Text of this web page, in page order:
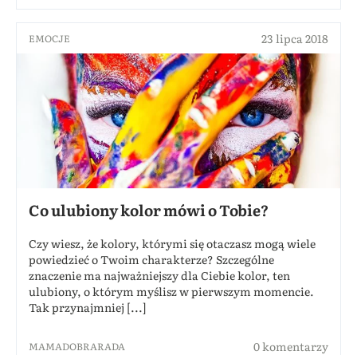
EMOCJE 23 lipca 2018
Co ulubiony kolor mówi o Tobie?
Czy wiesz, że kolory, którymi się otaczasz mogą wiele
powiedzieć o Twoim charakterze? Szczególne
znaczenie ma najważniejszy dla Ciebie kolor, ten
ulubiony, o którym myślisz w pierwszym momencie.
Tak przynajmniej [...]
MAMADOBRARADA 0 komentarzy